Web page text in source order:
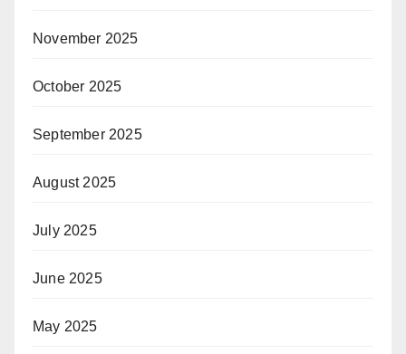
November 2025
October 2025
September 2025
August 2025
July 2025
June 2025
May 2025